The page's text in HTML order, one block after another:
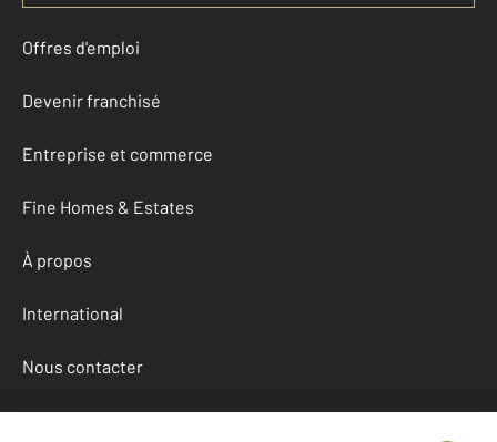
Offres d'emploi
Devenir franchisé
Entreprise et commerce
Fine Homes & Estates
À propos
International
Nous contacter